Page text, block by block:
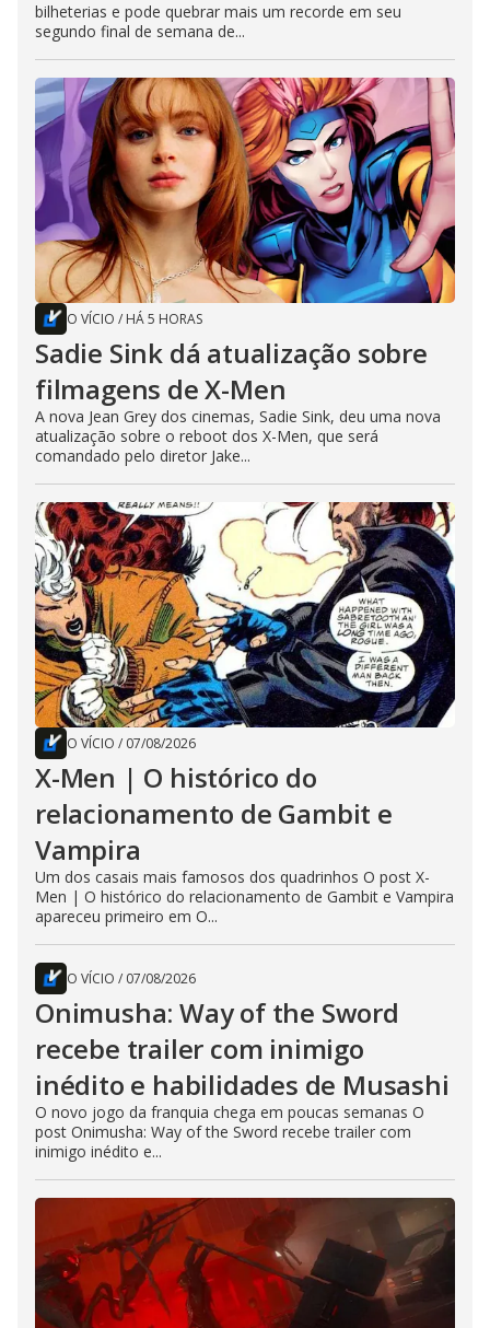
bilheterias e pode quebrar mais um recorde em seu
segundo final de semana de...
O VÍCIO / HÁ 5 HORAS
Sadie Sink dá atualização sobre
filmagens de X-Men
A nova Jean Grey dos cinemas, Sadie Sink, deu uma nova
atualização sobre o reboot dos X-Men, que será
comandado pelo diretor Jake...
O VÍCIO / 07/08/2026
X-Men | O histórico do
relacionamento de Gambit e
Vampira
Um dos casais mais famosos dos quadrinhos O post X-
Men | O histórico do relacionamento de Gambit e Vampira
apareceu primeiro em O...
O VÍCIO / 07/08/2026
Onimusha: Way of the Sword
recebe trailer com inimigo
inédito e habilidades de Musashi
O novo jogo da franquia chega em poucas semanas O
post Onimusha: Way of the Sword recebe trailer com
inimigo inédito e...